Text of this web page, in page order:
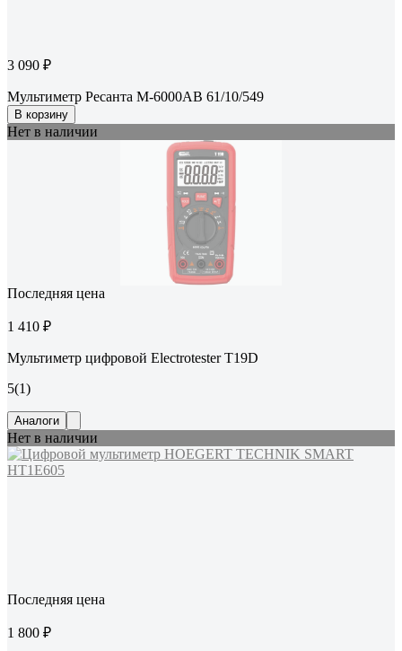
3 090 ₽
Мультиметр Ресанта М-6000АВ 61/10/549
В корзину
Нет в наличии
Последняя цена
1 410 ₽
Мультиметр цифровой Electrotester T19D
5(1)
Аналоги
Нет в наличии
Последняя цена
1 800 ₽